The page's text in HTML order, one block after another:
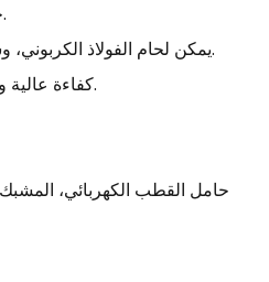
●خصائص قوس ممتازة، وأداء لحام جيد، وقليل من التناثر.
●يمكن لحام الفولاذ الكربوني، وسبائك الفولاذ، والفولاذ المقاوم للصدأ، وغيرها من المواد.
●كفاءة عالية وتوفير الطاقة، حجم صغير، خفيف الوزن، وسهل الحركة.
●حامل القطب الكهربائي،